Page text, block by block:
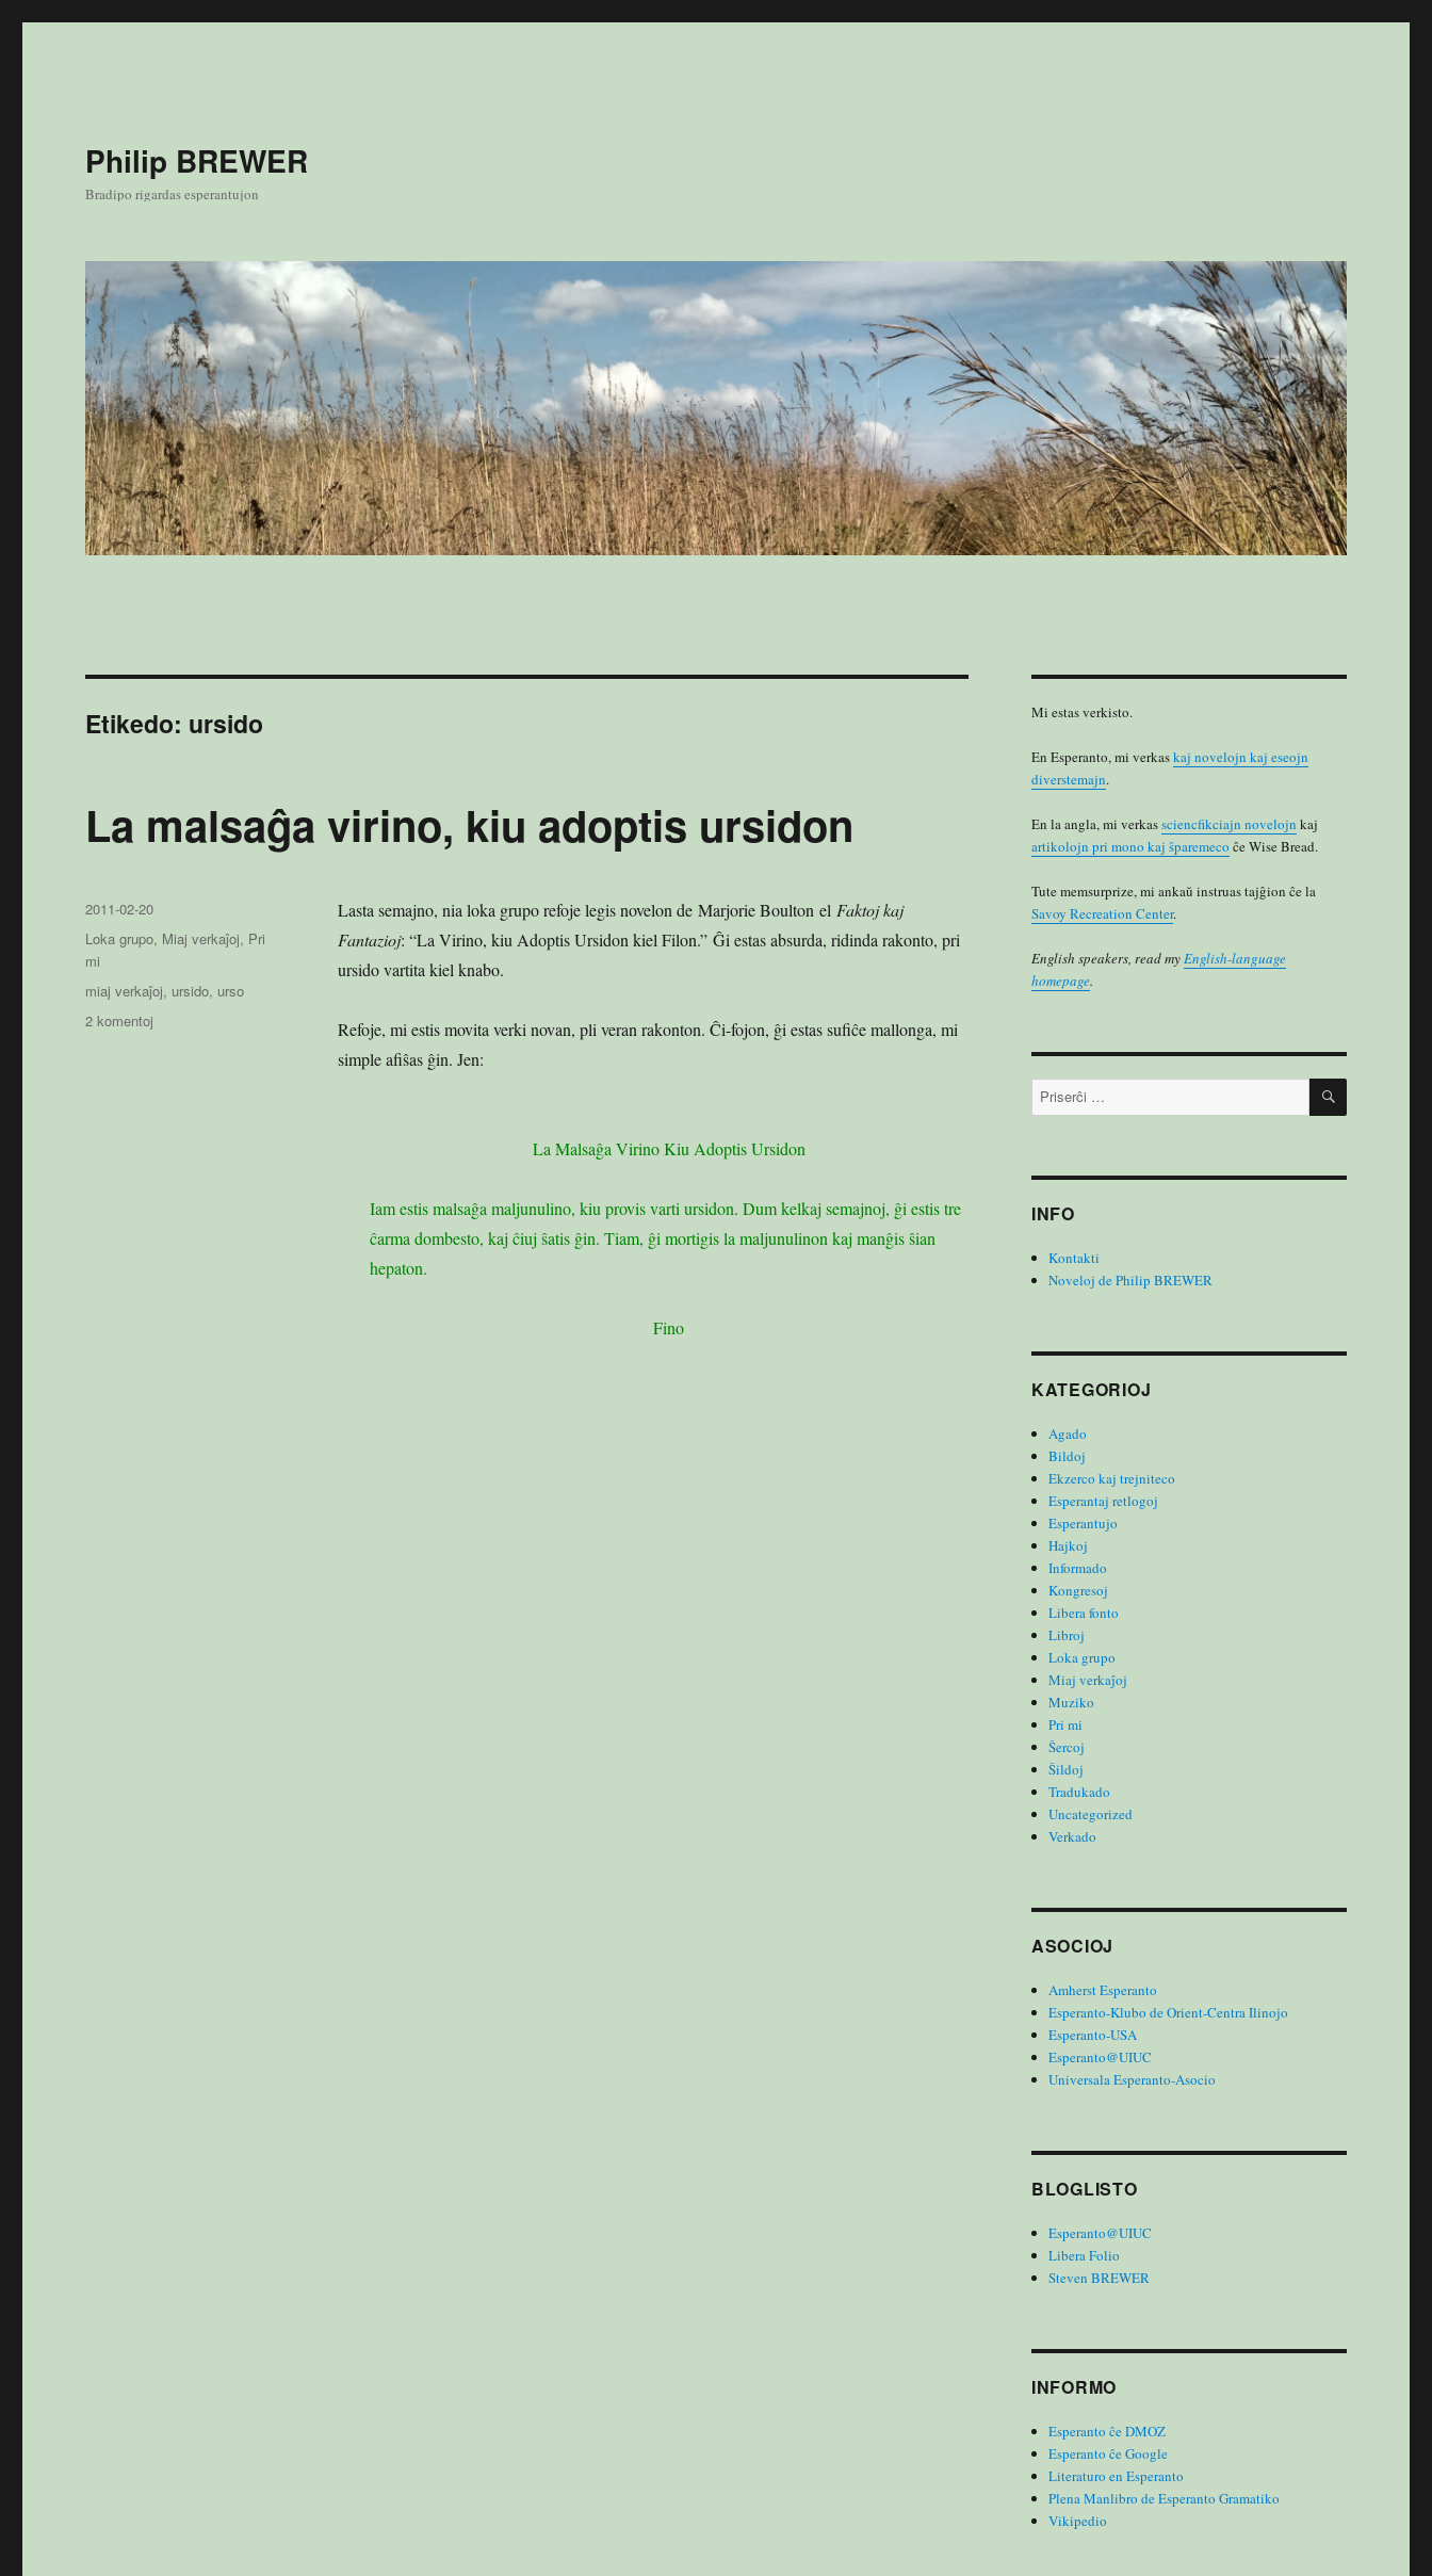
Philip BREWER
Bradipo rigardas esperantujon
Etikedo: ursido
La malsaĝa virino, kiu adoptis ursidon
Lasta semajno, nia loka grupo refoje legis novelon de Marjorie Boulton el Faktoj kaj
Fantazioj: “La Virino, kiu Adoptis Ursidon kiel Filon.” Ĝi estas absurda, ridinda rakonto, pri
ursido vartita kiel knabo.
Refoje, mi estis movita verki novan, pli veran rakonton. Ĉi-fojon, ĝi estas sufiĉe mallonga, mi
simple afiŝas ĝin. Jen:
La Malsaĝa Virino Kiu Adoptis Ursidon
Iam estis malsaĝa maljunulino, kiu provis varti ursidon. Dum kelkaj semajnoj, ĝi estis tre
ĉarma dombesto, kaj ĉiuj ŝatis ĝin. Tiam, ĝi mortigis la maljunulinon kaj manĝis ŝian
hepaton.
Fino
Publikigita
en
2011-02-20
Kategorioj
Loka grupo, Miaj verkaĵoj, Pri
mi
Etikedoj
miaj verkaĵoj, ursido, urso
2 komentoj
Mi estas verkisto.
En Esperanto, mi verkaskaj novelojn kaj eseojn
diverstemajn.
En la angla, mi verkassciencfikciajn novelojn kaj
artikolojn pri mono kaj ŝparemeco ĉe Wise Bread.
Tute memsurprize, mi ankaŭ instruas tajĝion ĉe la
Savoy Recreation Center.
English speakers, read myEnglish-language
homepage.
Serĉu: PRISERĈI
INFO
Kontakti
Noveloj de Philip BREWER
KATEGORIOJ
Agado
Bildoj
Ekzerco kaj trejniteco
Esperantaj retlogoj
Esperantujo
Hajkoj
Informado
Kongresoj
Libera fonto
Libroj
Loka grupo
Miaj verkaĵoj
Muziko
Pri mi
Ŝercoj
Ŝildoj
Tradukado
Uncategorized
Verkado
ASOCIOJ
Amherst Esperanto
Esperanto-Klubo de Orient-Centra Ilinojo
Esperanto-USA
Esperanto@UIUC
Universala Esperanto-Asocio
BLOGLISTO
Esperanto@UIUC
Libera Folio
Steven BREWER
INFORMO
Esperanto ĉe DMOZ
Esperanto ĉe Google
Literaturo en Esperanto
Plena Manlibro de Esperanto Gramatiko
Vikipedio